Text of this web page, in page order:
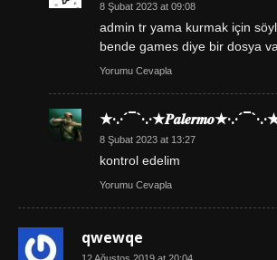
8 Şubat 2023 at 09:08
admin tr yama kurmak için
bende games diye bir dosya
Yorumu Cevapla
8 Şubat 2023 at 13:27
kontrol edelim
Yorumu Cevapla
qwewqe